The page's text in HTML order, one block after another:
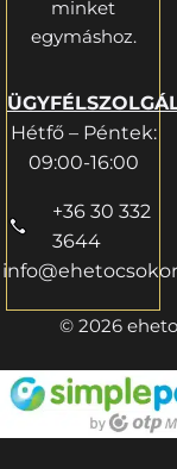
minket
egymáshoz.
Hétfő – Péntek:
09:00-16:00
+36 30 332
3644
© 2026